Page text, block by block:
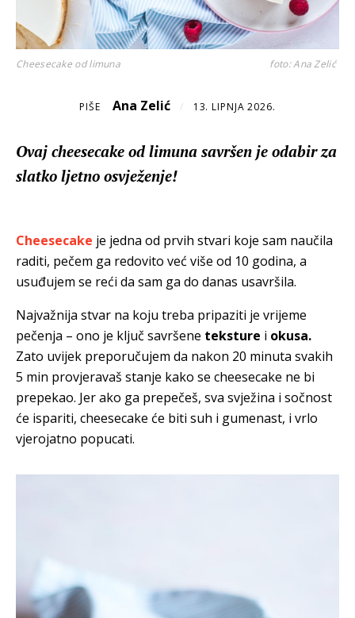
Cheesecake od limuna foto: Ana Zelić
PIŠE Ana Zelić / 13. LIPNJA 2026.
Ovaj cheesecake od limuna savršen je odabir za
slatko ljetno osvježenje!
Cheesecake je jedna od prvih stvari koje sam naučila
raditi, pečem ga redovito već više od 10 godina, a
usuđujem se reći da sam ga do danas usavršila.
Najvažnija stvar na koju treba pripaziti je vrijeme
pečenja – ono je ključ savršene teksture i okusa.
Zato uvijek preporučujem da nakon 20 minuta svakih
5 min provjeravaš stanje kako se cheesecake ne bi
prepekao. Jer ako ga prepečeš, sva svježina i sočnost
će ispariti, cheesecake će biti suh i gumenast, i vrlo
vjerojatno popucati.